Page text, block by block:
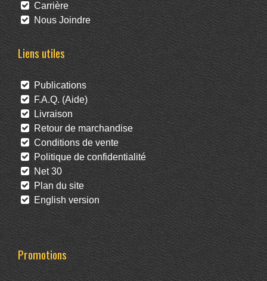
Carrière
Nous Joindre
Liens utiles
Publications
F.A.Q. (Aide)
Livraison
Retour de marchandise
Conditions de vente
Politique de confidentialité
Net 30
Plan du site
English version
Promotions